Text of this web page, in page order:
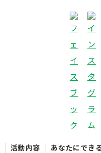
活動内容 あなたにでき